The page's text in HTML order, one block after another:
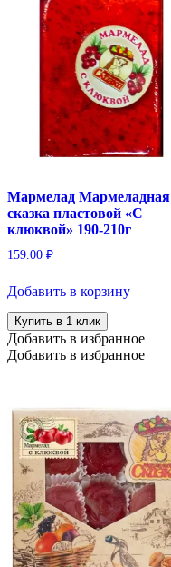
Мармелад Мармеладная
сказка пластовой «С
клюквой» 190-210г
159.00 ₽
Добавить в корзину
Купить в 1 клик
Добавить в избранное
Добавить в избранное